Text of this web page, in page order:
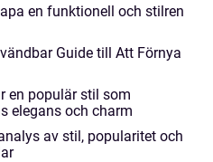
en funktionell och stilren
Guide till Att Förnya
en populär stil som
elegans och charm
av stil, popularitet och